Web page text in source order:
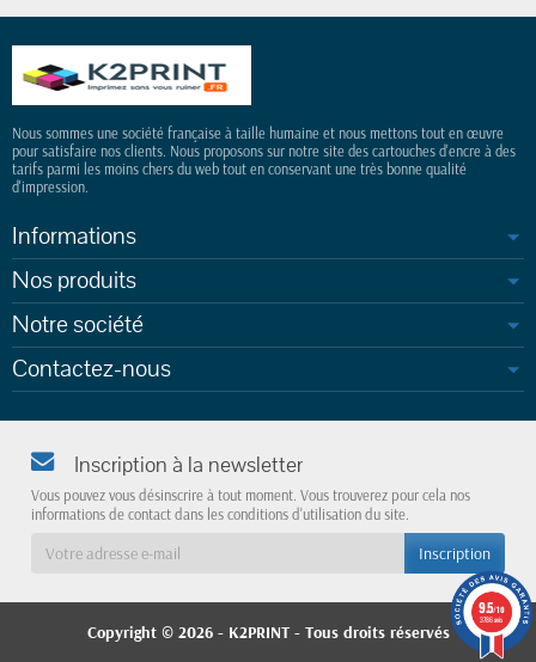
Nous sommes une société française à taille humaine et nous mettons tout en œuvre
pour satisfaire nos clients. Nous proposons sur notre site des cartouches d'encre à des
tarifs parmi les moins chers du web tout en conservant une très bonne qualité
d'impression.
Informations
Nos produits
Notre société
Contactez-nous
Inscription à la newsletter
Vous pouvez vous désinscrire à tout moment. Vous trouverez pour cela nos
informations de contact dans les conditions d'utilisation du site.
Copyright © 2026 - K2PRINT - Tous droits réservés
9.5/10
3786 avis